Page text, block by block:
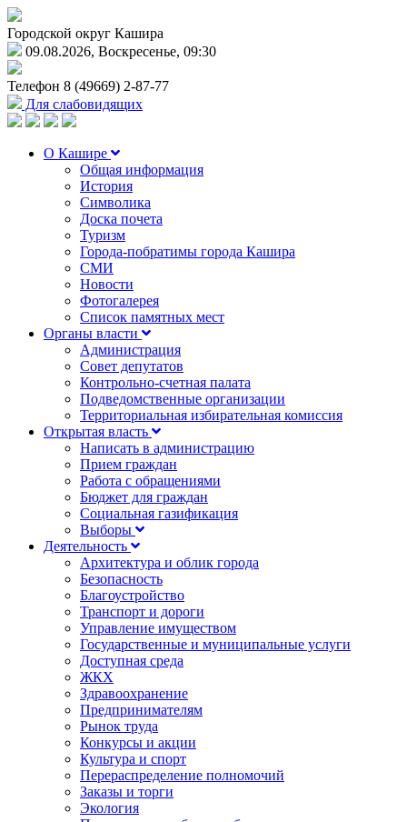
Городской округ Кашира
09.08.2026, Воскресенье, 09:30
Телефон 8 (49669) 2-87-77
Для слабовидящих
О Кашире
Общая информация
История
Символика
Доска почета
Туризм
Города-побратимы города Кашира
СМИ
Новости
Фотогалерея
Список памятных мест
Органы власти
Администрация
Совет депутатов
Контрольно-счетная палата
Подведомственные организации
Территориальная избирательная комиссия
Открытая власть
Написать в администрацию
Прием граждан
Работа с обращениями
Бюджет для граждан
Социальная газификация
Выборы
Деятельность
Архитектура и облик города
Безопасность
Благоустройство
Транспорт и дороги
Управление имуществом
Государственные и муниципальные услуги
Доступная среда
ЖКХ
Здравоохранение
Предпринимателям
Рынок труда
Конкурсы и акции
Культура и спорт
Перераспределение полномочий
Заказы и торги
Экология